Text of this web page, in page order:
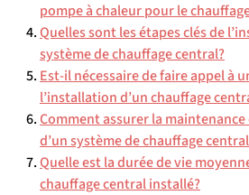
pompe à chaleur pour le
Quelles sont les étapes clés de
système de chauffage central?
Est-il nécessaire de faire appel à
l’installation d’un chauffage
Comment assurer la
d’un système de chauffage
Quelle est la durée de vie
chauffage central installé?